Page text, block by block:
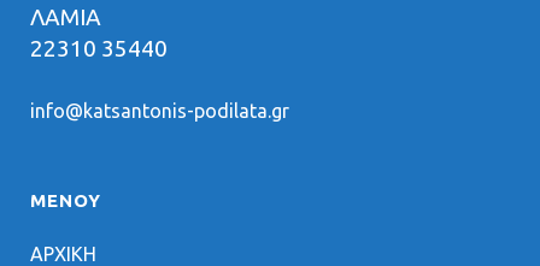
ΛΑΜΙΑ
22310 35440
info@katsantonis-podilata.gr
ΜΕΝΟΥ
ΑΡΧΙΚΗ